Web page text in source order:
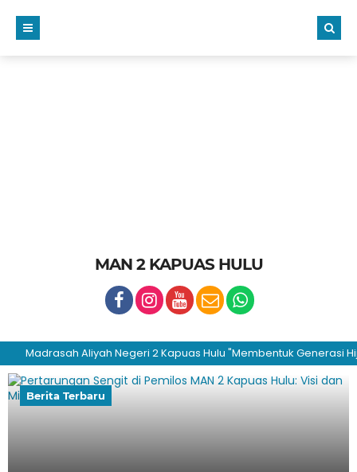
MAN 2 KAPUAS HULU
Madrasah Aliyah Negeri 2 Kapuas Hulu "Membentuk Generasi
Berita Terbaru